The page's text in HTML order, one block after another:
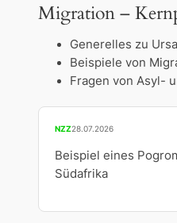
Migration –
Generelles zu
Beispiele von
Fragen von Asyl-
NZZ28.07.2026
Beispiel eines
Südafrika